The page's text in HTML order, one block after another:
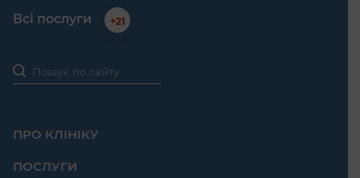
Всі послуги +21
ПРО КЛІНІКУ
ПОСЛУГИ